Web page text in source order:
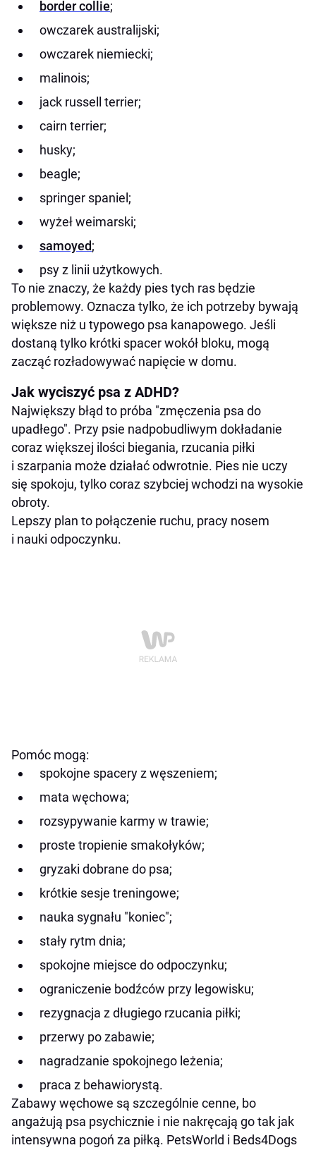
border collie;
owczarek australijski;
owczarek niemiecki;
malinois;
jack russell terrier;
cairn terrier;
husky;
beagle;
springer spaniel;
wyżeł weimarski;
samoyed;
psy z linii użytkowych.
To nie znaczy, że każdy pies tych ras będzie
problemowy. Oznacza tylko, że ich potrzeby bywają
większe niż u typowego psa kanapowego. Jeśli
dostaną tylko krótki spacer wokół bloku, mogą
zacząć rozładowywać napięcie w domu.
Jak wyciszyć psa z ADHD?
Największy błąd to próba "zmęczenia psa do
upadłego". Przy psie nadpobudliwym dokładanie
coraz większej ilości biegania, rzucania piłki
i szarpania może działać odwrotnie. Pies nie uczy
się spokoju, tylko coraz szybciej wchodzi na wysokie
obroty.
Lepszy plan to połączenie ruchu, pracy nosem
i nauki odpoczynku.
Pomóc mogą:
spokojne spacery z węszeniem;
mata węchowa;
rozsypywanie karmy w trawie;
proste tropienie smakołyków;
gryzaki dobrane do psa;
krótkie sesje treningowe;
nauka sygnału "koniec";
stały rytm dnia;
spokojne miejsce do odpoczynku;
ograniczenie bodźców przy legowisku;
rezygnacja z długiego rzucania piłki;
przerwy po zabawie;
nagradzanie spokojnego leżenia;
praca z behawiorystą.
Zabawy węchowe są szczególnie cenne, bo
angażują psa psychicznie i nie nakręcają go tak jak
intensywna pogoń za piłką. PetsWorld i Beds4Dogs